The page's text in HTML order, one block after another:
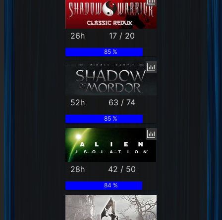
26h 17 / 20
85 %
52h 63 / 74
85 %
28h 42 / 50
84 %